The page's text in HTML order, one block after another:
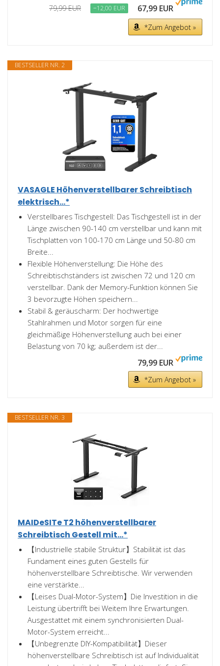
79,99 EUR −12,00 EUR 67,99 EUR
*Zum Angebot »
BESTSELLER NR. 2
VASAGLE Höhenverstellbarer Schreibtisch
elektrisch...*
Verstellbares Tischgestell: Das Tischgestell ist in der
Länge zwischen 90-140 cm verstellbar und kann mit
Tischplatten von 100-170 cm Länge und 50-80 cm
Breite...
Flexible Höhenverstellung: Die Höhe des
Schreibtischständers ist zwischen 72 und 120 cm
verstellbar. Dank der Memory-Funktion können Sie
3 bevorzugte Höhen speichern...
Stabil & geräuscharm: Der hochwertige
Stahlrahmen und Motor sorgen für eine
gleichmäßige Höhenverstellung auch bei einer
Belastung von 70 kg; außerdem ist der...
79,99 EUR
*Zum Angebot »
BESTSELLER NR. 3
MAIDeSITe T2 höhenverstellbarer
Schreibtisch Gestell mit...*
【Industrielle stabile Struktur】Stabilität ist das
Fundament eines guten Gestells für
höhenverstellbare Schreibtische. Wir verwenden
eine verstärkte...
【Leises Dual-Motor-System】Die Investition in die
Leistung übertrifft bei Weitem Ihre Erwartungen.
Ausgestattet mit einem synchronisierten Dual-
Motor-System erreicht...
【Unbegrenzte DIY-Kompatibilität】Dieser
höhenverstellbare Schreibtisch ist auf Individualität